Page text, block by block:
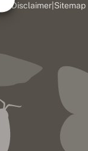
Disclaimer Sitemap